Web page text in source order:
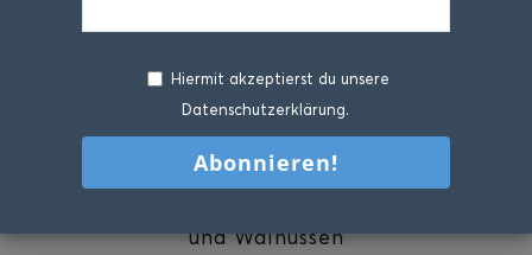
und Walnüssen
Hiermit akzeptierst du unsere
Datenschutzerklärung.